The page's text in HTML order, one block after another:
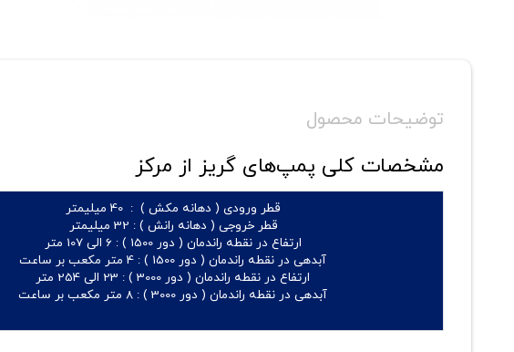
توضیحات محصول
مشخصات کلی پمپ‌های گریز از مرکز
قطر ورودی ( دهانه مکش ) : 40 میلیمتر
قطر خروجی ( دهانه رانش ) :
ارتفاع در نقطه راندمان ( دور 1500 ) :
6 الی 107 متر
آبدهی در نقطه راندمان ( دور 1500 ) :
ارتفاع در نقطه راندمان ( دور 3000 ) :
23 الی 254 متر
آبدهی در نقطه راندمان ( دور 3000 ) :
8 متر مکعب بر ساعت